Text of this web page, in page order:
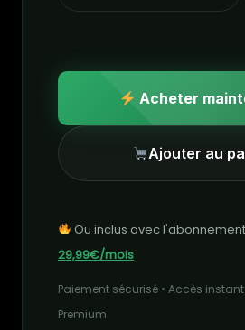
Acheter
Ajouter au
Ou inclus avec l'abonnement
29,99€/mois
Paiement sécurisé • Accès
Premium